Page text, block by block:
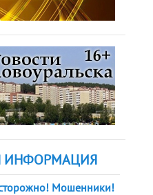
ИНФОРМАЦИЯ
Мошенники!